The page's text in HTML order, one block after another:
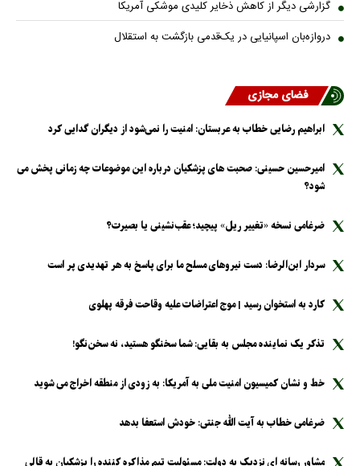
گزارشی دیگر از کاهش ذخایر کلیدی موشکی آمریکا
دروازه‌بان اسپانیایی در یک‌قدمی بازگشت به استقلال
فضای مجازی
ابراهیم رضایی خطاب به عربستان: امنیت را نمی‌شود از دیگران گدایی کرد
امیرحسین حسینی: صحبت های پزشکیان درباره این موضوعات چه زمانی پخش می
شود؟
ضرغامی نسخه «تغییر ریل» پیچید؛ عقب‌نشینی یا بصیرت؟
سردار ابن‌الرضا: دست نیرو‌های مسلح ما برای پاسخ به هر تهدیدی پر است
کارد به استخوان رسید | موج اعتراضات علیه وقاحت فرقه پهلوی
تذکر یک نماینده مجلس به بقایی: شما سخنگو هستید، نه سخن‌نگو!
خط و نشان کمیسیون امنیت ملی به آمریکا: به زودی از منطقه اخراج می شوید
ضرغامی خطاب به آیت الله جنتی: خودش استعفا بدهد
مشاور رسانه ای نزدیک به دولت: مسئولیت تیم مذاکره کننده را پزشکیان به قالی